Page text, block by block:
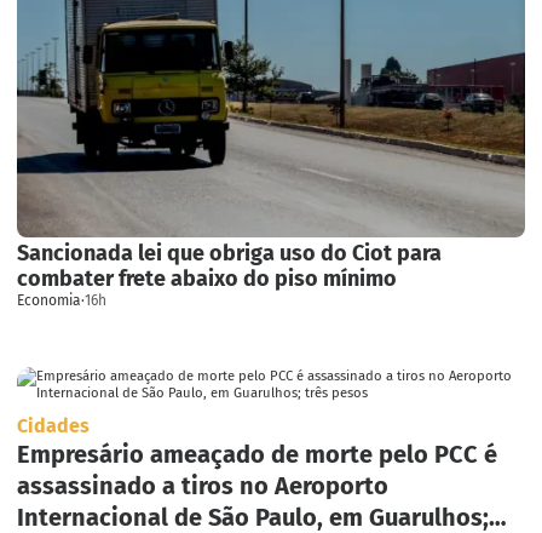
Sancionada lei que obriga uso do Ciot para
combater frete abaixo do piso mínimo
Economia·16h
Cidades
Empresário ameaçado de morte pelo PCC é
assassinado a tiros no Aeroporto
Internacional de São Paulo, em Guarulhos;